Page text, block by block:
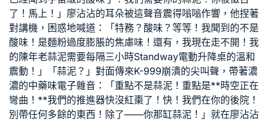
了！馬上！」廖沾沾的耳朵被這聲音震得嗡嗡作響，他捏著
對講機，困惑地喊道：「特務？酸味？等等！我聞到的不是
酸味！是麵粉過度膨脹的焦慮味！還有，我現在走不開！我
的陳年老蒜泥需要每隔三小時Standway電動升降桌的溫和
震動！」「蒜泥？」對面傳來K-999崩潰的尖叫聲，帶著濃
濃的中藥味電子雜音：「重點不是蒜泥！重點是**時空正在
彎曲！**我們的推進器快沒紅棗了！快！我們在你的後院！
別帶任何多餘的東西！除了——你那缸蒜泥！」就在廖沾沾